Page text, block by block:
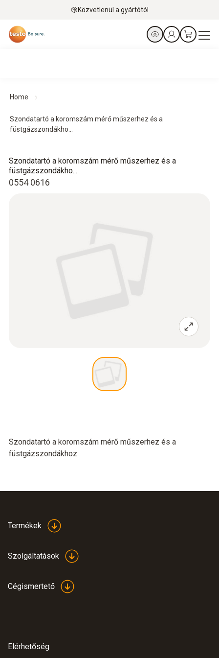
Közvetlenül a gyártótól
Home
Szondatartó a koromszám mérő műszerhez és a
füstgázszondákho...
0554 0616
Szondatartó a koromszám mérő műszerhez és a
füstgázszondákho...
Szondatartó a koromszám mérő műszerhez és a
füstgázszondákhoz
Termékek
Szolgáltatások
Cégismertető
Elérhetőség